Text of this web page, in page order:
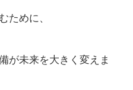
ために、
が未来を大きく変えま